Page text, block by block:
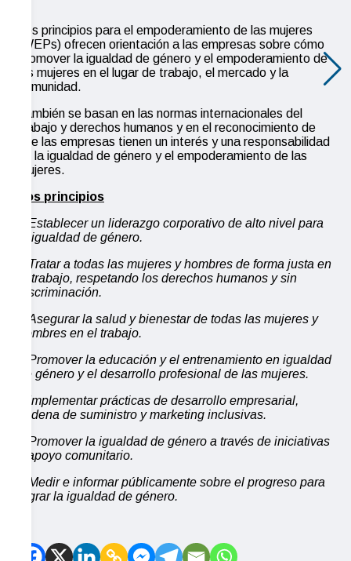
Los principios para el empoderamiento de las mujeres
(WEPs) ofrecen orientación a las empresas sobre cómo
promover la igualdad de género y el empoderamiento de
las mujeres en el lugar de trabajo, el mercado y la
comunidad.
También se basan en las normas internacionales del
trabajo y derechos humanos y en el reconocimiento de
que las empresas tienen un interés y una responsabilidad
en la igualdad de género y el empoderamiento de las
mujeres.
Los principios
> Establecer un liderazgo corporativo de alto nivel para
la igualdad de género.
> Tratar a todas las mujeres y hombres de forma justa en
el trabajo, respetando los derechos humanos y sin
discriminación.
> Asegurar la salud y bienestar de todas las mujeres y
hombres en el trabajo.
> Promover la educación y el entrenamiento en igualdad
de género y el desarrollo profesional de las mujeres.
> Implementar prácticas de desarrollo empresarial,
cadena de suministro y marketing inclusivas.
> Promover la igualdad de género a través de iniciativas
y apoyo comunitario.
> Medir e informar públicamente sobre el progreso para
lograr la igualdad de género.